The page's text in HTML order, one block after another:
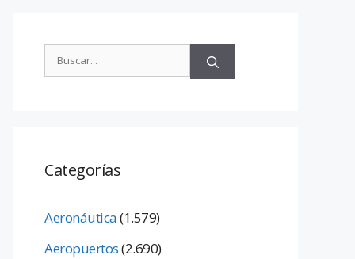
Categorías
Aeronáutica(1.579)
Aeropuertos(2.690)